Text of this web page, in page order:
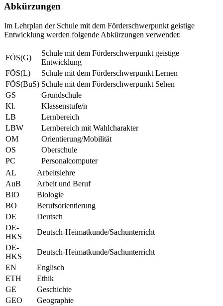
Abkürzungen
Im Lehrplan der Schule mit dem Förderschwerpunkt geistige
Entwicklung werden folgende Abkürzungen verwendet:
FÖS(G)
Schule mit dem Förderschwerpunkt geistige
Entwicklung
FÖS(L)
Schule mit dem Förderschwerpunkt Lernen
FÖS(BuS) Schule mit dem Förderschwerpunkt Sehen
GS
Grundschule
Kl.
Klassenstufe/n
LB
Lernbereich
LBW
Lernbereich mit Wahlcharakter
OM
Orientierung/Mobilität
OS
Oberschule
PC
Personalcomputer
AL
Arbeitslehre
AuB
Arbeit und Beruf
BIO
Biologie
BO
Berufsorientierung
DE
Deutsch
DE-
HKS
Deutsch-Heimatkunde/Sachunterricht
DE-
HKS
Deutsch-Heimatkunde/Sachunterricht
EN
Englisch
ETH
Ethik
GE
Geschichte
GEO
Geographie